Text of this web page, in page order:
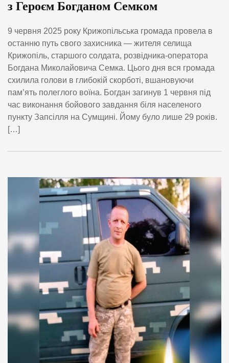
з Героєм Богданом Семком
9 червня 2025 року Крижопільська громада провела в
останню путь свого захисника — жителя селища
Крижопіль, старшого солдата, розвідника-оператора
Богдана Миколайовича Семка. Цього дня вся громада
схилила голови в глибокій скорботі, вшановуючи
пам’ять полеглого воїна. Богдан загинув 1 червня під
час виконання бойового завдання біля населеного
пункту Запсілля на Сумщині. Йому було лише 29 років.
[…]